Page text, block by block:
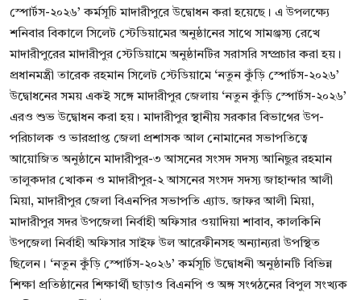
স্পোর্টস-২০২৬’ কর্মসূচি মাদারীপুরে উদ্বোধন করা হয়েছে। এ উপলক্ষ্যে
শনিবার বিকালে সিলেট স্টেডিয়ামের অনুষ্ঠানের সাথে সামঞ্জস্য রেখে
মাদারীপুরের মাদারীপুর স্টেডিয়ামে অনুষ্ঠানটির সরাসরি সম্প্রচার করা হয়।
প্রধানমন্ত্রী তারেক রহমান সিলেট স্টেডিয়ামে ‘নতুন কুঁড়ি স্পোর্টস-২০২৬’
উদ্বোধনের সময় একই সঙ্গে মাদারীপুর জেলায় ‘নতুন কুঁড়ি স্পোর্টস-২০২৬’
এরও শুভ উদ্বোধন করা হয়। মাদারীপুর স্থানীয় সরকার বিভাগের উপ-
পরিচালক ও ভারপ্রাপ্ত জেলা প্রশাসক আল নোমানের সভাপতিত্বে
আয়োজিত অনুষ্ঠানে মাদারীপুর-৩ আসনের সংসদ সদস্য আনিছুর রহমান
তালুকদার খোকন ও মাদারীপুর-২ আসনের সংসদ সদস্য জাহান্দার আলী
মিয়া, মাদারীপুর জেলা বিএনপির সভাপতি এ্যাড. জাফর আলী মিয়া,
মাদারীপুর সদর উপজেলা নির্বাহী অফিসার ওয়াদিয়া শাবাব, কালকিনি
উপজেলা নির্বাহী অফিসার সাইফ উল আরেফীনসহ অন্যান্যরা উপস্থিত
ছিলেন। ‘নতুন কুঁড়ি স্পোর্টস-২০২৬’ কর্মসূচি উদ্বোধনী অনুষ্ঠানটি বিভিন্ন
শিক্ষা প্রতিষ্ঠানের শিক্ষার্থী ছাড়াও বিএনপি ও অঙ্গ সংগঠনের বিপুল সংখ্যক